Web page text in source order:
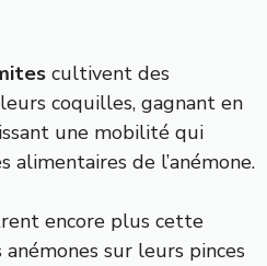
cultivent des
coquilles, gagnant en
une mobilité qui
de l’anémone.
encore plus cette
sur leurs pinces